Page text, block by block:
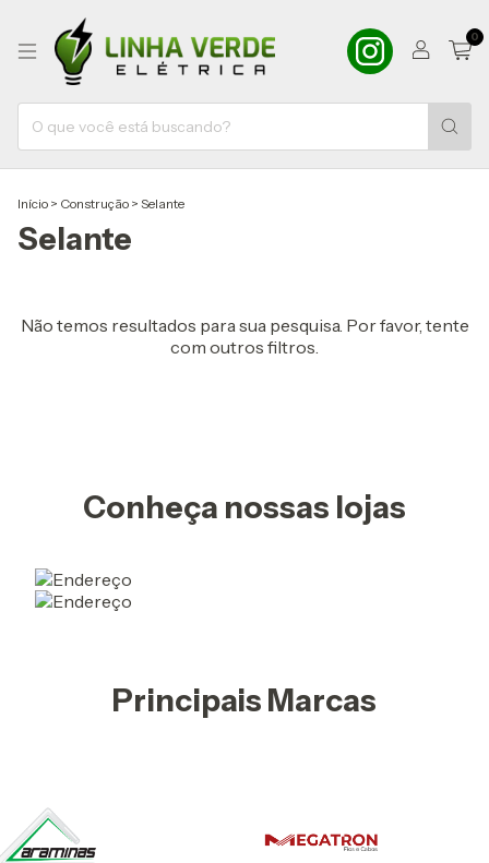
0
Início > Construção > Selante
Selante
Não temos resultados para sua pesquisa. Por favor, tente
com outros filtros.
Conheça nossas lojas
Principais Marcas